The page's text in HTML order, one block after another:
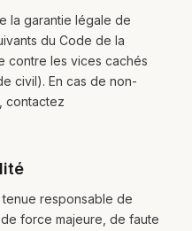
la garantie légale de
du Code de la
contre les vices cachés
civil). En cas de non-
contactez
responsable de
force majeure, de faute